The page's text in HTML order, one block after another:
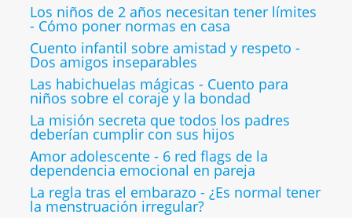
Los niños de 2 años necesitan tener límites
- Cómo poner normas en casa
Cuento infantil sobre amistad y respeto -
Dos amigos inseparables
Las habichuelas mágicas - Cuento para
niños sobre el coraje y la bondad
La misión secreta que todos los padres
deberían cumplir con sus hijos
Amor adolescente - 6 red flags de la
dependencia emocional en pareja
La regla tras el embarazo - ¿Es normal tener
la menstruación irregular?